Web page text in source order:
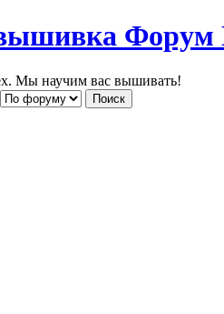
Мы научим вас вышивать!